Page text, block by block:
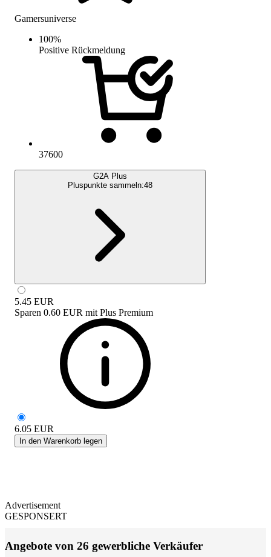
Gamersuniverse
100%
Positive Rückmeldung
37600
G2A Plus
Pluspunkte sammeln:48
5.45 EUR
Sparen 0.60 EUR mit Plus Premium
6.05 EUR
In den Warenkorb legen
Advertisement
GESPONSERT
Angebote von 26 gewerbliche Verkäufer